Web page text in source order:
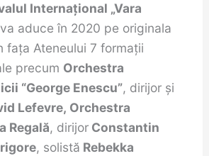
Internațional „Vara
aduce în 2020 pe originala
faţa Ateneului 7 formaţii
precum Orchestra
“George Enescu”, dirijor și
Lefevre, Orchestra
Regală, dirijorConstantin
, solistă Rebekka